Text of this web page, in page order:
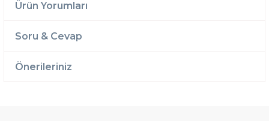
Ürün Yorumları
Soru & Cevap
Önerileriniz